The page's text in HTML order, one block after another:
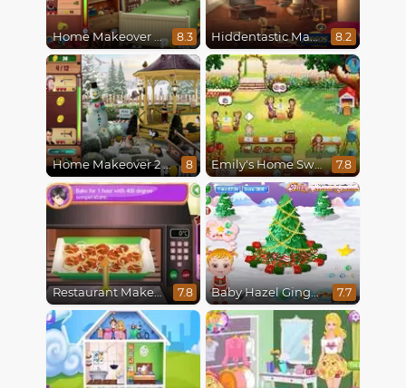
Home Makeover Hidden Object 8.3 Hiddentastic Mansion 8.2
Home Makeover 2 Hidden Object 8 Emily's Home Sweet Home 7.8
Restaurant Makeover 7.8 Baby Hazel Gingerbread House 7.7